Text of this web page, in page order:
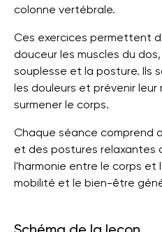
colonne vertébrale.
Ces exercices permettent
douceur les muscles du
souplesse et la posture. Ils
les douleurs et prévenir
surmener le corps.
Chaque séance comprend
et des postures relaxantes
l'harmonie entre le corps et
mobilité et le bien-être